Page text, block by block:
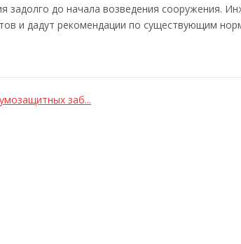
задолго до начала возведения сооружения.
и дадут рекомендации по существующим
заб...